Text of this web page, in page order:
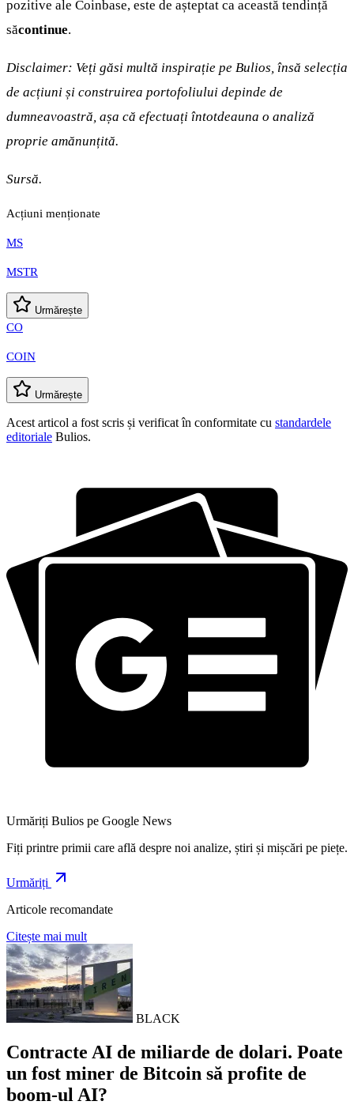
pozitive ale Coinbase, este de așteptat ca această tendință
săcontinue.
Disclaimer: Veți găsi multă inspirație pe Bulios, însă selecția
de acțiuni și construirea portofoliului depinde de
dumneavoastră, așa că efectuați întotdeauna o analiză
proprie amănunțită.
Sursă.
Acțiuni menționate
MS
MSTR
Urmărește
CO
COIN
Urmărește
Acest articol a fost scris și verificat în conformitate cu standardele
editoriale Bulios.
Urmăriți Bulios pe Google News
Fiți printre primii care află despre noi analize, știri și mișcări pe piețe.
Urmăriți
Articole recomandate
Citește mai mult
BLACK
Contracte AI de miliarde de dolari. Poate
un fost miner de Bitcoin să profite de
boom-ul AI?